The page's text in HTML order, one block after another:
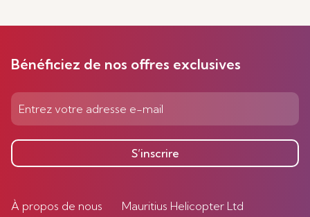
Bénéficiez de nos offres exclusives
S’inscrire
À propos de nous
Mauritius Helicopter Ltd